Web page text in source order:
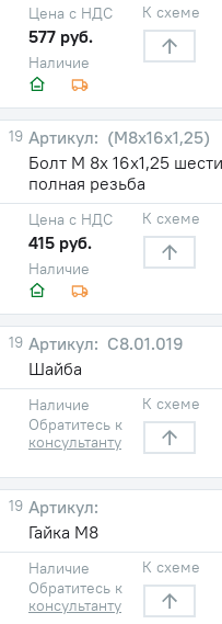
Наличие
Цена с НДС
577 руб.
К схеме
19
(М8х16х1,25)
Болт М 8х 16х1,25
полная резьба
Наличие
Цена с НДС
415 руб.
К схеме
19
С8.01.019
Шайба
Наличие
Обратитесь к
консультанту
К схеме
19
Гайка М8
Наличие
Обратитесь к
консультанту
К схеме